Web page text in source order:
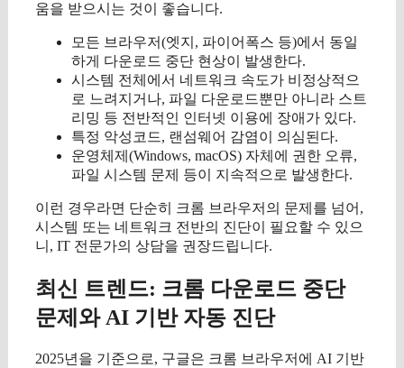
움을 받으시는 것이 좋습니다.
모든 브라우저(엣지, 파이어폭스 등)에서 동일
하게 다운로드 중단 현상이 발생한다.
시스템 전체에서 네트워크 속도가 비정상적으
로 느려지거나, 파일 다운로드뿐만 아니라 스트
리밍 등 전반적인 인터넷 이용에 장애가 있다.
특정 악성코드, 랜섬웨어 감염이 의심된다.
운영체제(Windows, macOS) 자체에 권한 오류,
파일 시스템 문제 등이 지속적으로 발생한다.
이런 경우라면 단순히 크롬 브라우저의 문제를 넘어,
시스템 또는 네트워크 전반의 진단이 필요할 수 있으
니, IT 전문가의 상담을 권장드립니다.
최신 트렌드: 크롬 다운로드 중단
문제와 AI 기반 자동 진단
2025년을 기준으로, 구글은 크롬 브라우저에 AI 기반